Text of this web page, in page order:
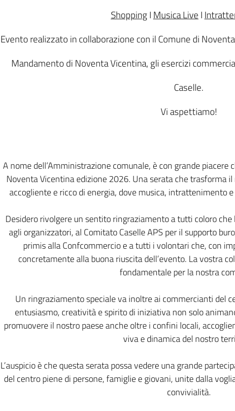
ShoppingI Musica Live I
Evento realizzato in collaborazione con il Comune di
Mandamento di Noventa Vicentina, gli esercizi
Caselle.
Vi aspettiamo!
A nome dell’Amministrazione comunale, è con grande piacere
Noventa Vicentina edizione 2026. Una serata che trasforma
accogliente e ricco di energia, dove musica, intrattenimento
Desidero rivolgere un sentito ringraziamento a tutti coloro
agli organizzatori, al Comitato Caselle APS per il supporto
primis alla Confcommercio e a tutti i volontari che, con
concretamente alla buona riuscita dell’evento. La vostra
fondamentale per la nostra
Un ringraziamento speciale va inoltre ai commercianti del
entusiasmo, creatività e spirito di iniziativa non solo
promuovere il nostro paese anche oltre i confini locali,
viva e dinamica del nostro
L’auspicio è che questa serata possa vedere una grande
del centro piene di persone, famiglie e giovani, unite dalla
convivialità.